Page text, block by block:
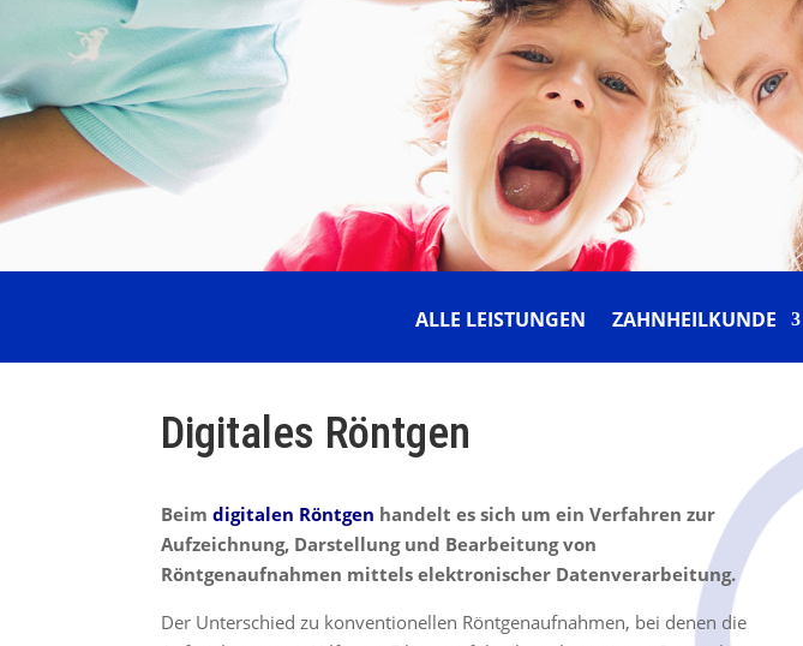
ALLE LEISTUNGEN ZAHNHEILKUNDE
Digitales Röntgen
Beimdigitalen Röntgen handelt es sich um ein Verfahren zur
Aufzeichnung, Darstellung und Bearbeitung von
Röntgenaufnahmen mittels elektronischer Datenverarbeitung.
Der Unterschied zu konventionellen Röntgenaufnahmen, bei denen die